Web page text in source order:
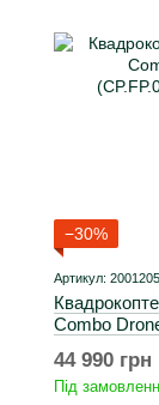
−30%
Артикул: 2001205
Combo
44 990 грн
Під